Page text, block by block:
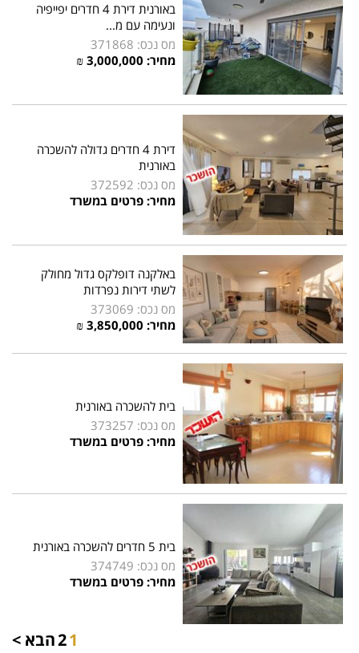
באורנית דירת 4 חדרים יפייפיה
ונעימה עם מ...
מס נכס: 371868
מחיר: 3,000,000
₪
דירת 4 חדרים גדולה להשכרה
באורנית
מס נכס: 372592
מחיר: פרטים במשרד
באלקנה דופלקס גדול מחולק
לשתי דירות נפרדות
מס נכס: 373069
מחיר: 3,850,000
₪
בית להשכרה באורנית
מס נכס: 373257
מחיר: פרטים במשרד
בית 5 חדרים להשכרה באורנית
מס נכס: 374749
מחיר: פרטים במשרד
1
2הבא >